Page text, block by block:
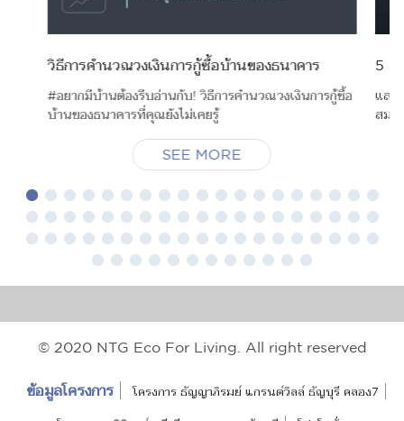
วิธีการคำนวณวงเงินการกู้ซื้อบ้านของธนาคาร
#อยากมีบ้านต้องรีบอ่านกับ! วิธีการคำนวณวงเงินการกู้ซื้อ
บ้านของธนาคารที่คุณยังไม่เคยรู้
SEE MORE
5 สิ่
และ
สมใ
© 2020 NTG Eco For Living. All right reserved
ข้อมูลโครงการ โครงการ ธัญญาภิรมย์ แกรนด์วิลล์ ธัญบุรี คลอง7